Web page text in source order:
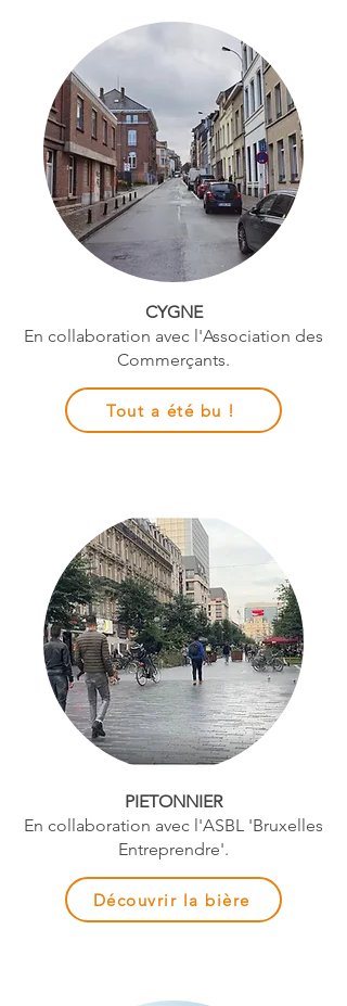
CYGNE
En collaboration avec l'Association des
Commerçants.
Tout a été bu !
PIETONNIER
En collaboration avec l'ASBL 'Bruxelles
Entreprendre'.
Découvrir la bière